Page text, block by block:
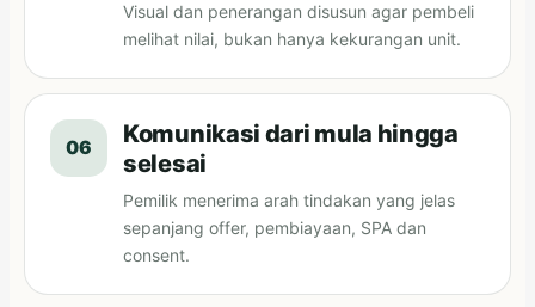
Visual dan penerangan disusun agar pembeli
melihat nilai, bukan hanya kekurangan unit.
06
Komunikasi dari mula hingga
selesai
Pemilik menerima arah tindakan yang jelas
sepanjang offer, pembiayaan, SPA dan
consent.